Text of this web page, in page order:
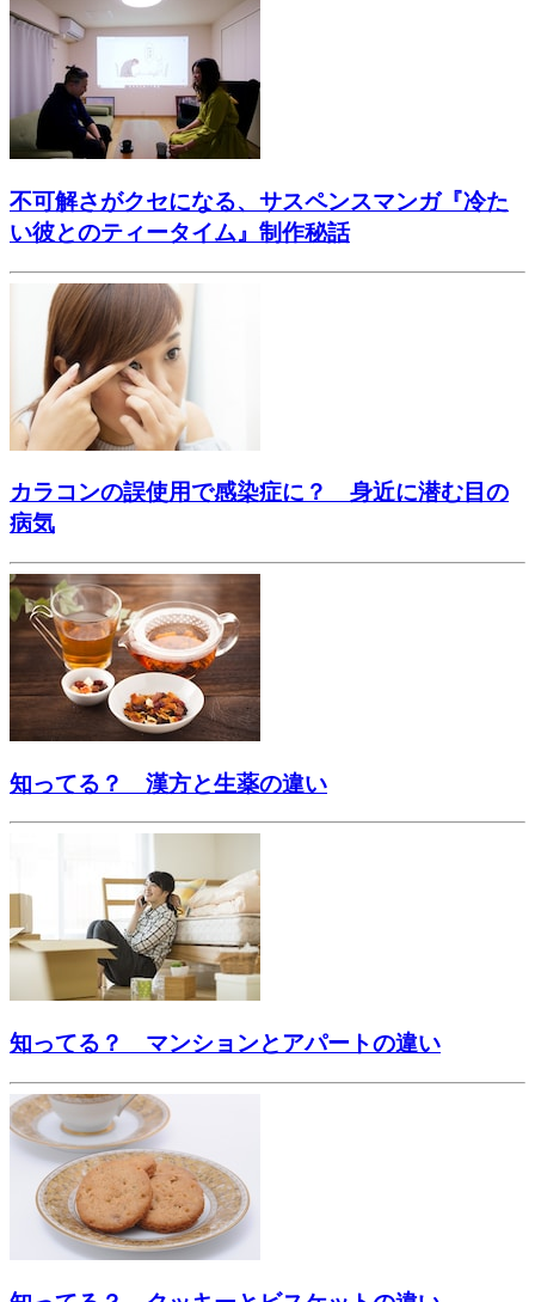
不可解さがクセになる、サスペンスマンガ『冷た
い彼とのティータイム』制作秘話
カラコンの誤使用で感染症に？ 身近に潜む目の
病気
知ってる？ 漢方と生薬の違い
知ってる？ マンションとアパートの違い